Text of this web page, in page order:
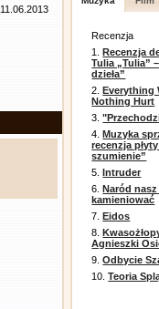
11.06.2013
Recenzja
1.Recenzja
Tulia „Tulia”
dzieła”
2.Everything
Nothing Hurt
3.
4.Muzyka
recenzja
szumienie”
5.Intruder
6.Naród
kamieniować
7.Eidos
8.
Agnieszki
9.Odbycie
10.Teoria